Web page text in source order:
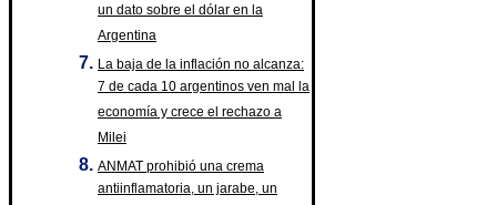
un dato sobre el dólar en la
Argentina
La baja de la inflación no alcanza:
7 de cada 10 argentinos ven mal la
economía y crece el rechazo a
Milei
ANMAT prohibió una crema
antiinflamatoria, un jarabe, un